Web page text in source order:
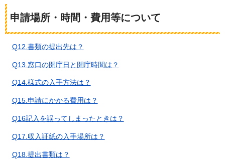
申請場所・時間・費用等について
Q12.書類の提出先は？
Q13.窓口の開庁日と開庁時間は？
Q14.様式の入手方法は？
Q15.申請にかかる費用は？
Q16記入を誤ってしまったときは？
Q17.収入証紙の入手場所は？
Q18.提出書類は？